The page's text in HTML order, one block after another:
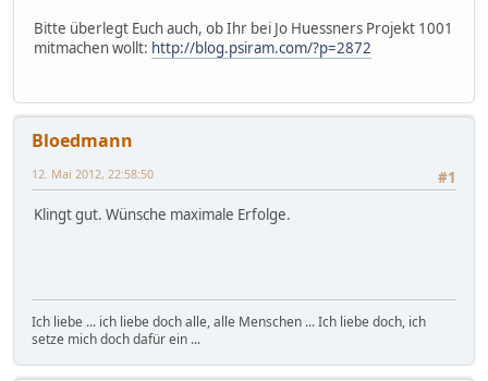
Bitte überlegt Euch auch, ob Ihr bei Jo Huessners Projekt 1001
mitmachen wollt: http://blog.psiram.com/?p=2872
Bloedmann
#1
12. Mai 2012, 22:58:50
Klingt gut. Wünsche maximale Erfolge.
Ich liebe ... ich liebe doch alle, alle Menschen ... Ich liebe doch, ich
setze mich doch dafür ein ...